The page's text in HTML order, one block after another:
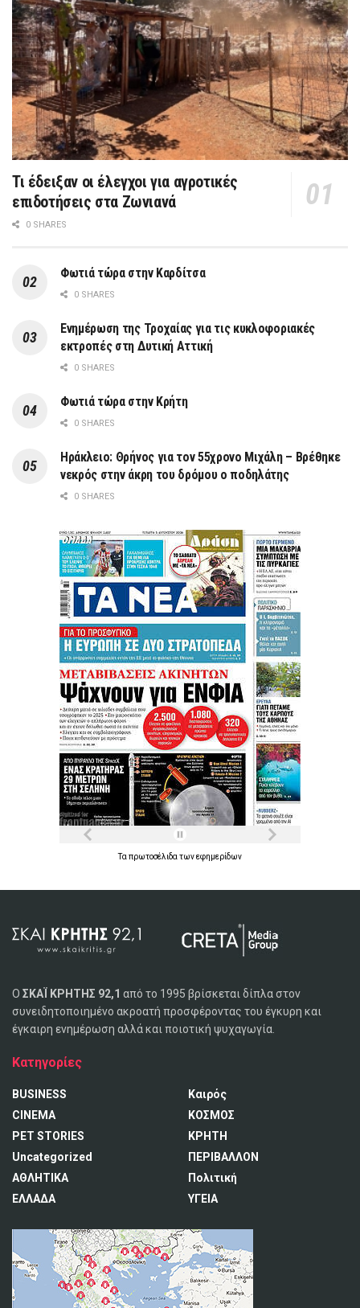
Τι έδειξαν οι έλεγχοι για αγροτικές
επιδοτήσεις στα Ζωνιανά
0 SHARES
Φωτιά τώρα στην Καρδίτσα
0 SHARES
Ενημέρωση της Τροχαίας για τις κυκλοφοριακές
εκτροπές στη Δυτική Αττική
0 SHARES
Φωτιά τώρα στην Κρήτη
0 SHARES
Ηράκλειο: Θρήνος για τον 55χρονο Μιχάλη – Βρέθηκε
νεκρός στην άκρη του δρόμου ο ποδηλάτης
0 SHARES
Ταπρωτοσέλιδατωνεφημερίδων
Ο ΣΚΑΪ ΚΡΗΤΗΣ 92,1 από το 1995 βρίσκεται δίπλα στον
συνειδητοποιημένο ακροατή προσφέροντας του έγκυρη και
έγκαιρη ενημέρωση αλλά και ποιοτική ψυχαγωγία.
Κατηγορίες
BUSINESS
CINEMA
PET STORIES
Uncategorized
ΑΘΛΗΤΙΚΑ
ΕΛΛΑΔΑ
Καιρός
ΚΟΣΜΟΣ
ΚΡΗΤΗ
ΠΕΡΙΒΑΛΛΟΝ
Πολιτική
ΥΓΕΙΑ